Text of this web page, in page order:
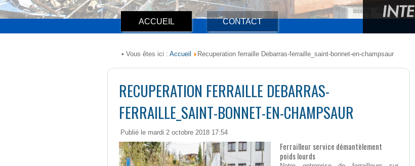
ACCUEIL CONTACT
• Vous êtes ici : Accueil Recuperation ferraille Debarras-ferraille_saint-bonnet-en-champsaur
RECUPERATION FERRAILLE DEBARRAS-
FERRAILLE_SAINT-BONNET-EN-CHAMPSAUR
Publié le mardi 2 octobre 2018 17:54
Ferrailleur service démantèlement
poids lourds